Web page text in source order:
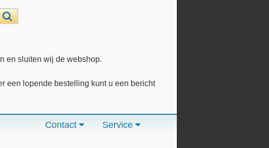
en sluiten wij de webshop.
een lopende bestelling kunt u een bericht
Service
Contact